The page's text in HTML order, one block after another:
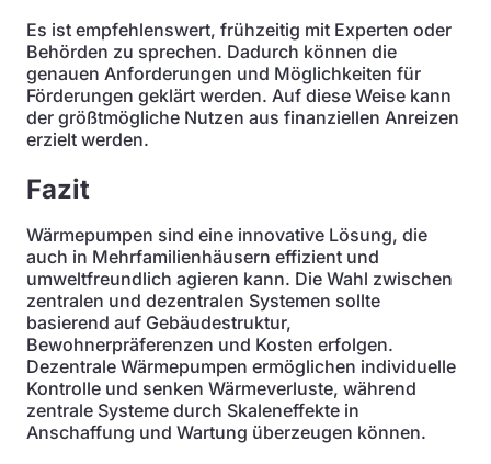
Es ist empfehlenswert, frühzeitig mit Experten oder
Behörden zu sprechen. Dadurch können die
genauen Anforderungen und Möglichkeiten für
Förderungen geklärt werden. Auf diese Weise kann
der größtmögliche Nutzen aus finanziellen Anreizen
erzielt werden.
Fazit
Wärmepumpen sind eine innovative Lösung, die
auch in Mehrfamilienhäusern effizient und
umweltfreundlich agieren kann. Die Wahl zwischen
zentralen und dezentralen Systemen sollte
basierend auf Gebäudestruktur,
Bewohnerpräferenzen und Kosten erfolgen.
Dezentrale Wärmepumpen ermöglichen individuelle
Kontrolle und senken Wärmeverluste, während
zentrale Systeme durch Skaleneffekte in
Anschaffung und Wartung überzeugen können.